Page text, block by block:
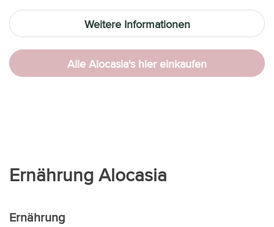
Weitere Informationen
Alle Alocasia's hier einkaufen
Ernährung Alocasia
Ernährung